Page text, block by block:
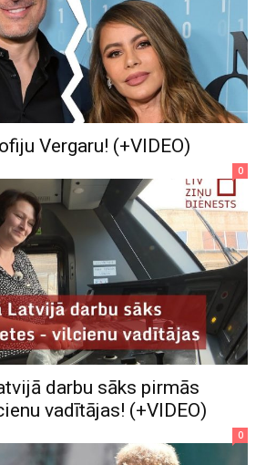
Vergaru! (+VIDEO)
0
darbu sāks pirmās
vadītājas! (+VIDEO)
0